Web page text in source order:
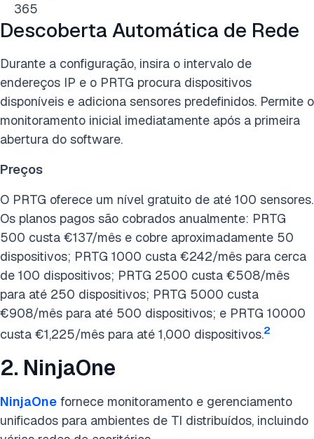
365
Descoberta Automática de Rede
Durante a configuração, insira o intervalo de
endereços IP e o PRTG procura dispositivos
disponíveis e adiciona sensores predefinidos. Permite o
monitoramento inicial imediatamente após a primeira
abertura do software.
Preços
O PRTG oferece um nível gratuito de até 100 sensores.
Os planos pagos são cobrados anualmente: PRTG
500 custa €137/mês e cobre aproximadamente 50
dispositivos; PRTG 1000 custa €242/mês para cerca
de 100 dispositivos; PRTG 2500 custa €508/mês
para até 250 dispositivos; PRTG 5000 custa
€908/mês para até 500 dispositivos; e PRTG 10000
custa €1,225/mês para até 1,000 dispositivos.2
2. NinjaOne
NinjaOne fornece monitoramento e gerenciamento
unificados para ambientes de TI distribuídos, incluindo